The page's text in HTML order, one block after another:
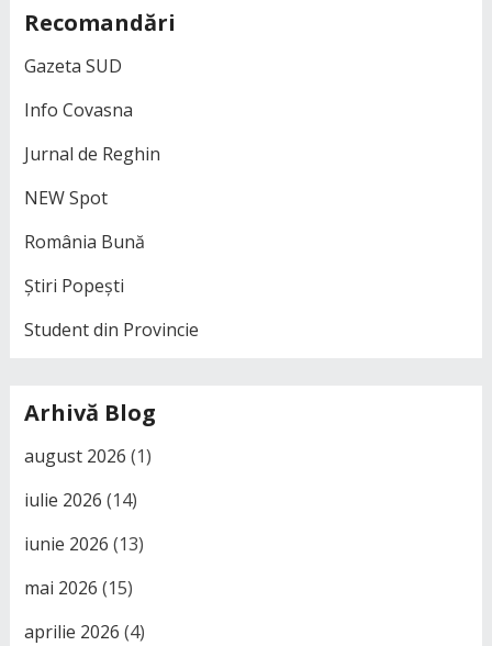
Recomandări
Gazeta SUD
Info Covasna
Jurnal de Reghin
NEW Spot
România Bună
Știri Popești
Student din Provincie
Arhivă Blog
august 2026 (1)
iulie 2026 (14)
iunie 2026 (13)
mai 2026 (15)
aprilie 2026 (4)